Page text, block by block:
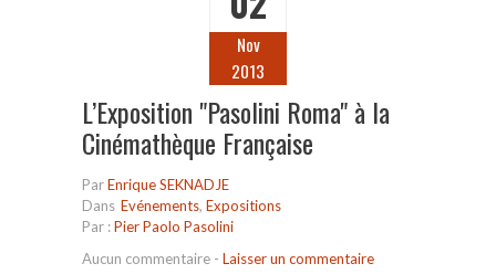
Nov
2013
L’Exposition "Pasolini Roma" à la
Cinémathèque Française
ParEnrique SEKNADJE
Dans Evénements, Expositions
Par :Pier Paolo Pasolini
Aucun commentaire - Laisser un commentaire